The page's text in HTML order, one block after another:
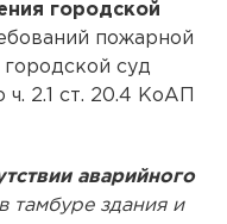
городской
пожарной
городской суд
2.1 ст. 20.4 КоАП
аварийного
тамбуре здания и